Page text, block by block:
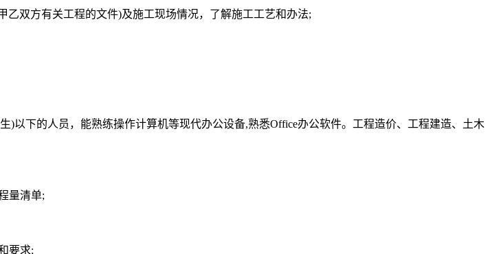
双方有关工程的文件)及施工现场情况，了解施工工艺和办法;
)以下的人员，能熟练操作计算机等现代办公设备,熟悉Office办公软件。工程造价、工程建造、土木
量清单;
要求;